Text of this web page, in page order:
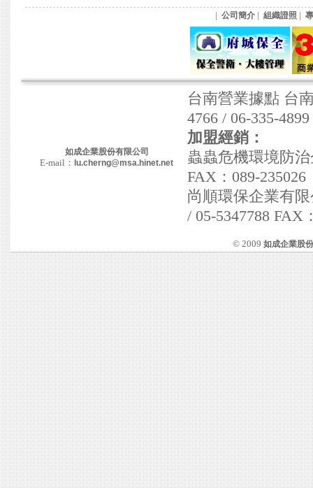
| 公司簡介 | 組織證照 |
如成企業股份有限公司
E-mail： lu.cherng@msa.hinet.net
台南營業據點 台
4766 / 06-335-
加盟經銷：
蟲蟲危機環境防
FAX：089-235026
尚順環保企業有
/ 05-5347788 FAX
© 2009 如成企業股